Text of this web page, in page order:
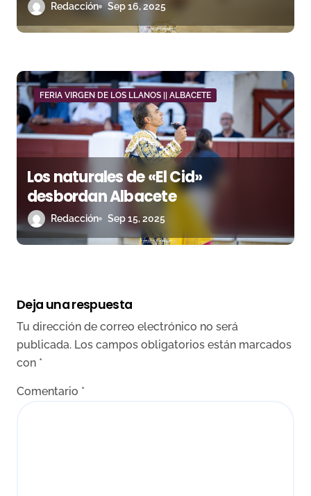
Redacción Sep 16, 2025
FERIA VIRGEN DE LOS LLANOS || ALBACETE
Los naturales de «El Cid»
desbordan Albacete
Redacción Sep 15, 2025
Deja una respuesta
Tu dirección de correo electrónico no será
publicada. Los campos obligatorios están marcados
con *
Comentario *